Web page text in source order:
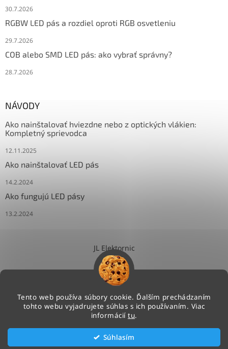
Tento web používa súbory cookie. Ďalším prechádzaním
tohto webu vyjadrujete súhlas s ich používaním. Viac
informácií tu.
Súhlasím
30.7.2026
RGBW LED pás a rozdiel oproti RGB osvetleniu
29.7.2026
COB alebo SMD LED pás: ako vybrať správny?
28.7.2026
NÁVODY
Ako nainštalovať hviezdne nebo z optických vlákien:
Kompletný sprievodca
12.11.2025
Ako nainštalovať LED pás
14.2.2024
Ako fungujú LED pásy
13.2.2024
JL Elektornic
Vytvoril Shoptet